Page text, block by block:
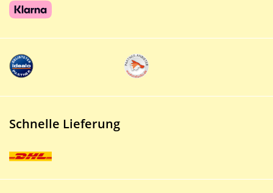
Schnelle Lieferung